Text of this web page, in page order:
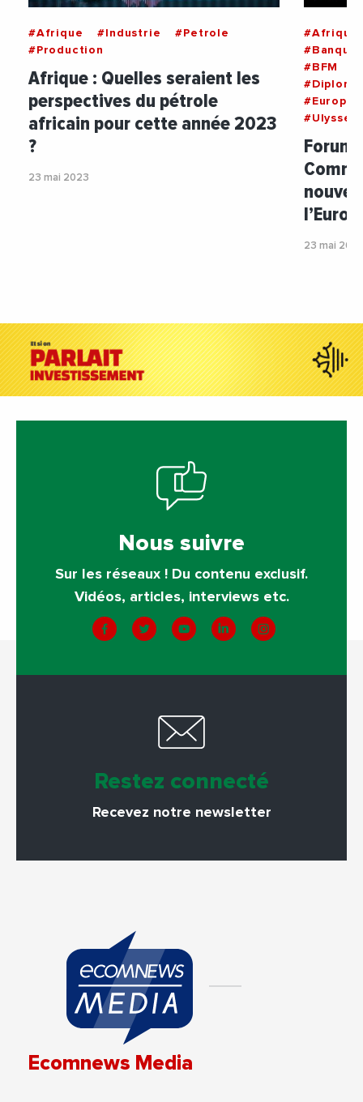
#Afrique #Industrie
#Petrole
#Production
Afrique : Quelles seraient les
perspectives du pétrole
africain pour cette année 2023
?
23 mai 2023
#Afrique
#BFM
#Europe
Forum
23 mai
Nous suivre
Sur les réseaux ! Du contenu exclusif.
Vidéos, articles, interviews etc.
Restez connecté
Recevez notre newsletter
Ecomnews Media